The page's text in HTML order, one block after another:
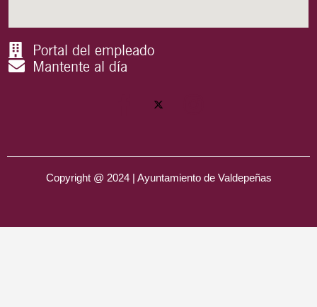
Portal del empleado
Mantente al día
Copyright @ 2024 | Ayuntamiento de Valdepeñas